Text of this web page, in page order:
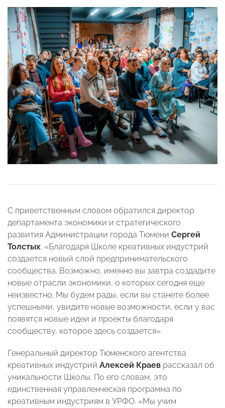
С приветственным словом обратился директор
департамента экономики и стратегического
развития Администрации города Тюмени Сергей
Толстых: «Благодаря Школе креативных индустрий
создается новый слой предпринимательского
сообщества. Возможно, именно вы завтра создадите
новые отрасли экономики, о которых сегодня еще
неизвестно. Мы будем рады, если вы станете более
успешными, увидите новые возможности, если у вас
появятся новые идеи и проекты благодаря
сообществу, которое здесь создается».
Генеральный директор Тюменского агентства
креативных индустрий Алексей Краев рассказал об
уникальности Школы. По его словам, это
единственная управленческая программа по
креативным индустриям в УРФО. «Мы учим